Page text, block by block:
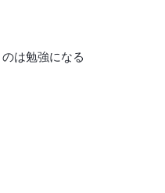
は勉強になる